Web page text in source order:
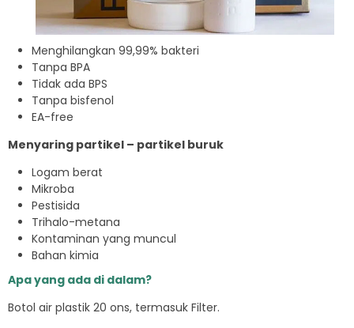
Menghilangkan 99,99% bakteri
Tanpa BPA
Tidak ada BPS
Tanpa bisfenol
EA-free
Menyaring partikel – partikel buruk
Logam berat
Mikroba
Pestisida
Trihalo-metana
Kontaminan yang muncul
Bahan kimia
Apa yang ada di dalam?
Botol air plastik 20 ons, termasuk Filter.